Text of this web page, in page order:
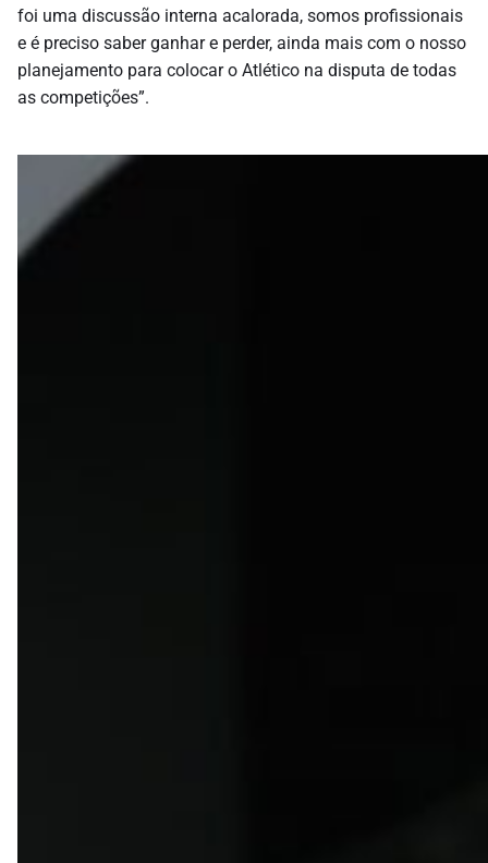
foi uma discussão interna acalorada, somos profissionais
e é preciso saber ganhar e perder, ainda mais com o nosso
planejamento para colocar o Atlético na disputa de todas
as competições”.